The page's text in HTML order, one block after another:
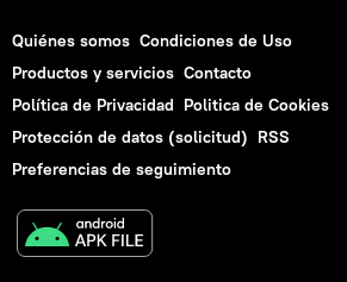
Quiénes somos Condiciones de Uso
Productos y servicios Contacto
Política de Privacidad Politica de Cookies
Protección de datos (solicitud) RSS
Preferencias de seguimiento